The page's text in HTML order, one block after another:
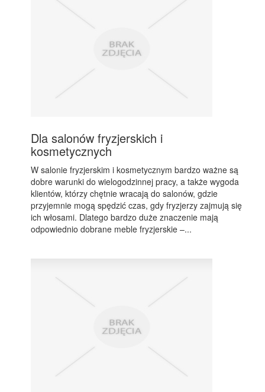
Dla salonów fryzjerskich i
kosmetycznych
W salonie fryzjerskim i kosmetycznym bardzo ważne są
dobre warunki do wielogodzinnej pracy, a także wygoda
klientów, którzy chętnie wracają do salonów, gdzie
przyjemnie mogą spędzić czas, gdy fryzjerzy zajmują się
ich włosami. Dlatego bardzo duże znaczenie mają
odpowiednio dobrane meble fryzjerskie –...